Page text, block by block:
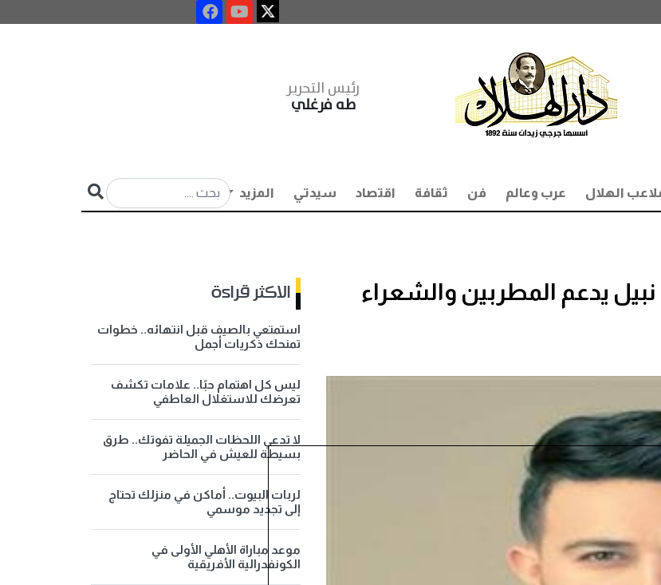
رئيس التحرير
طه فرغلي
الهلال عرب وعالم فن ثقافة اقتصاد سيدتي المزيد
يدعم المطربين والشعراء
الاكثر قراءة
استمتعي بالصيف قبل انتهائه.. خطوات
تمنحك ذكريات أجمل
ليس كل اهتمام حبًا.. علامات تكشف
تعرضك للاستغلال العاطفي
لا تدعي اللحظات الجميلة تفوتك.. طرق
بسيطة للعيش في الحاضر
لربات البيوت.. أماكن في منزلك تحتاج
إلى تجديد موسمي
موعد مباراة الأهلي الأولى في
الكونفدرالية الأفريقية